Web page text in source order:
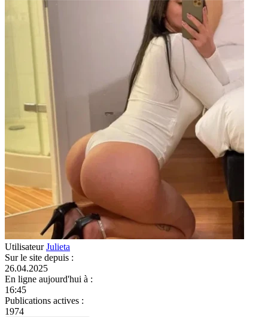
UtilisateurJulieta
Sur le site depuis :
26.04.2025
En ligne aujourd'hui à :
16:45
Publications actives :
1974